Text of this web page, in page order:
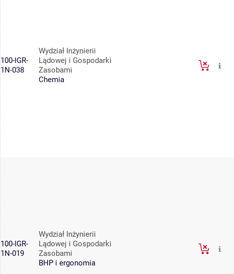
100-IGR-
1N-038
Wydział Inżynierii
Lądowej i Gospodarki
Zasobami
Chemia
100-IGR-
1N-019
Wydział Inżynierii
Lądowej i Gospodarki
Zasobami
BHP i ergonomia